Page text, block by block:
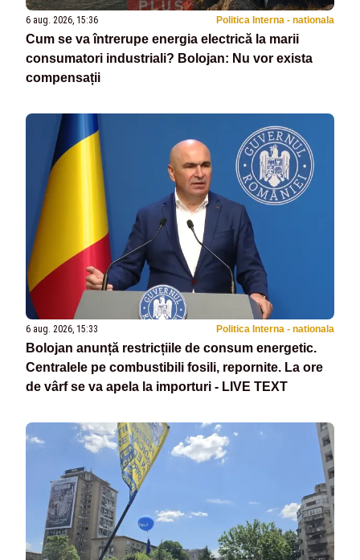
6 aug. 2026, 15:36 Politica Interna - nationala
Cum se va întrerupe energia electrică la marii
consumatori industriali? Bolojan: Nu vor exista
compensații
6 aug. 2026, 15:33 Politica Interna - nationala
Bolojan anunță restricțiile de consum energetic.
Centralele pe combustibili fosili, repornite. La ore
de vârf se va apela la importuri - LIVE TEXT